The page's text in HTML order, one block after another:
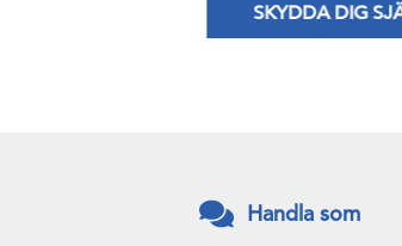
SKYDDA DIG
Nya Priser på
Handla som